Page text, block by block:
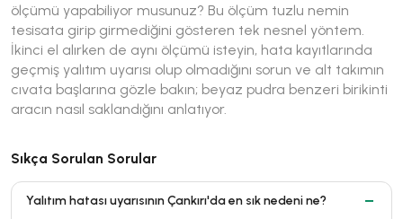
ölçümü yapabiliyor musunuz? Bu ölçüm tuzlu nemin
tesisata girip girmediğini gösteren tek nesnel yöntem.
İkinci el alırken de aynı ölçümü isteyin, hata kayıtlarında
geçmiş yalıtım uyarısı olup olmadığını sorun ve alt takımın
cıvata başlarına gözle bakın; beyaz pudra benzeri birikinti
aracın nasıl saklandığını anlatıyor.
Sıkça Sorulan Sorular
Yalıtım hatası uyarısının Çankırı'da en sık nedeni ne?